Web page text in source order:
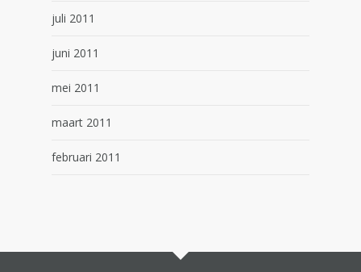
juli 2011
juni 2011
mei 2011
maart 2011
februari 2011